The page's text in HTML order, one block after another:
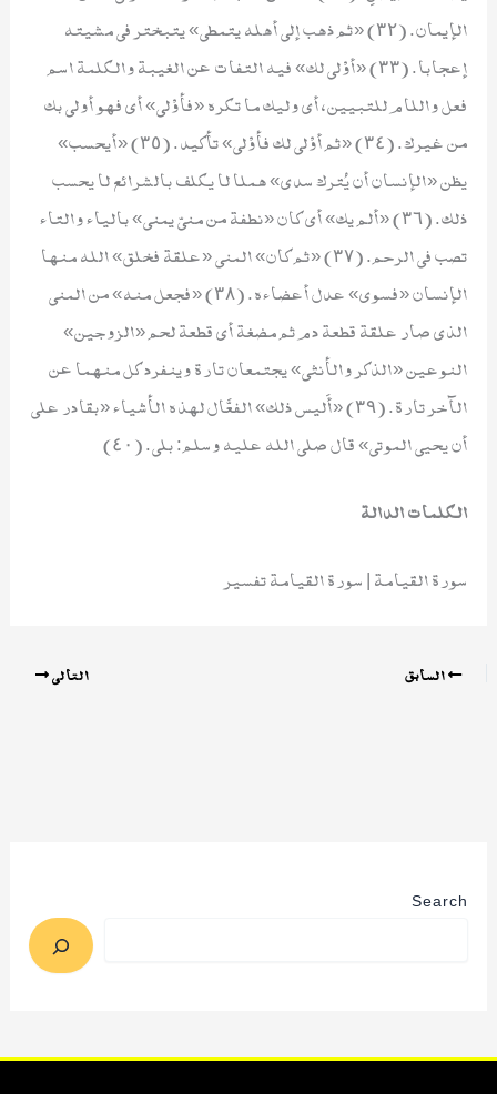
الإيمان. (٣٢) «ثم ذهب إلى أهله يتمطى» يتبختر في مشيته
إعجابا. (٣٣) «أوْلى لك» فيه التفات عن الغيبة والكلمة اسم
فعل واللام للتبيين، أي وليك ما تكره «فأوْلى» أي فهو أولى بك
من غيرك. (٣٤) «ثم أوْلى لك فأوْلى» تأكيد. (٣٥) «أيحسب»
يظن «الإنسان أن يُترك سدى» هملا لا يكلف بالشرائع لا يحسب
ذلك. (٣٦) «ألم يك» أي كان «نطفة من منيّ يمنى» بالياء والتاء
تصب في الرحم. (٣٧) «ثم كان» المني «علقة فخلق» الله منها
الإنسان «فسوى» عدل أعضاءه. (٣٨) «فجعل منه» من المني
الذي صار علقة قطعة دم ثم مضغة أي قطعة لحم «الزوجين»
النوعين «الذكر والأنثى» يجتمعان تارة وينفرد كل منهما عن
الآخر تارة. (٣٩) «أَليس ذلك» الفعَّال لهذه الأشياء «بقادر على
أن يحيي الموتى» قال صلى الله عليه وسلم: بلى. (٤٠)
الكلمات الدالة
سورة القيامة | سورة القيامة تفسير
السابق التالي
Search